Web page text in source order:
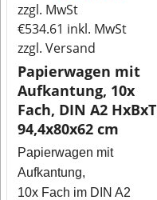
zzgl. MwSt
€534.61 inkl. MwSt
zzgl. Versand
Papierwagen mit
Aufkantung, 10x
Fach, DIN A2 HxBxT
94,4x80x62 cm
Papierwagen mit
Aufkantung,
10x Fach im DIN A2